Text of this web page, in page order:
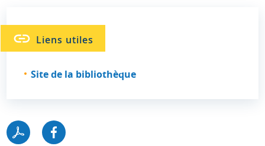
Liens utiles
Site de la bibliothèque